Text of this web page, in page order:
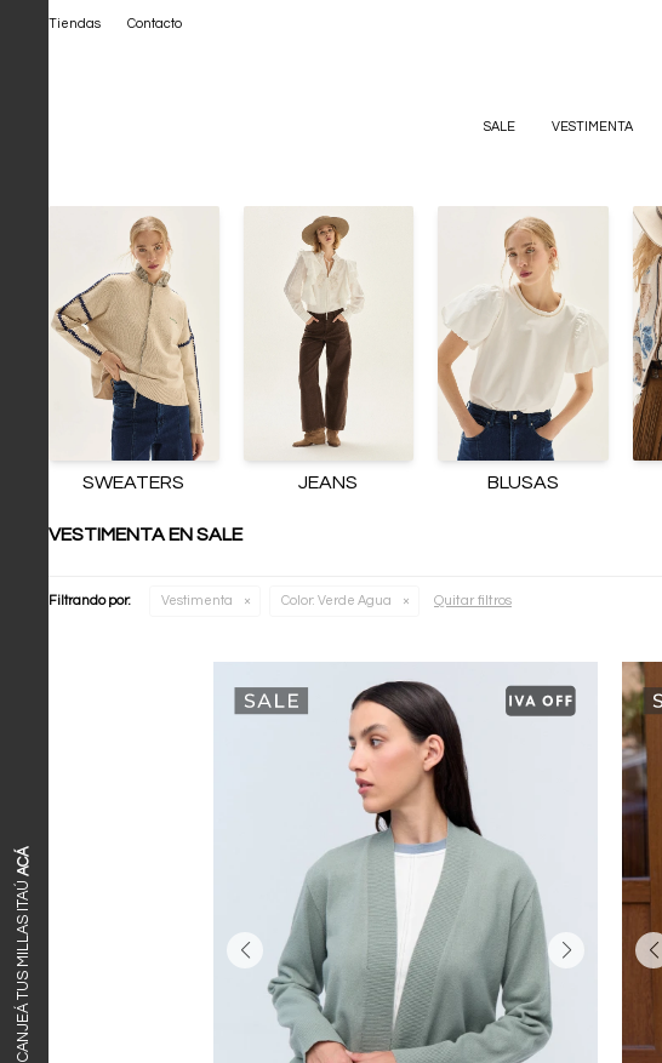
SALE VESTIMENTA
Tiendas Contacto
CANJEÁ TUS MILLAS ITAÚ
ACÁ
SWEATERS JEANS BLUSAS
VESTIMENTA EN SALE
Filtrando por: Vestimenta Color: Verde Agua Quitar filtros